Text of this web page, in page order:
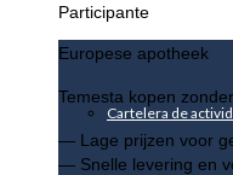
Cartelera de
Participante
Europese apotheek
Temesta kopen
— Lage prijzen voor
— Snelle levering en